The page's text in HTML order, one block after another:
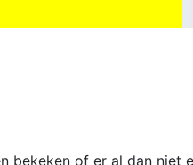
bekeken of er al dan niet